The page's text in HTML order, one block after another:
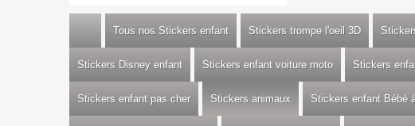
Tous nos Stickers enfant Stickers trompe l'oeil 3D
Stickers Disney enfant Stickers enfant voiture moto Stickers
Stickers enfant pas cher Stickers animaux Stickers enfant Bébé